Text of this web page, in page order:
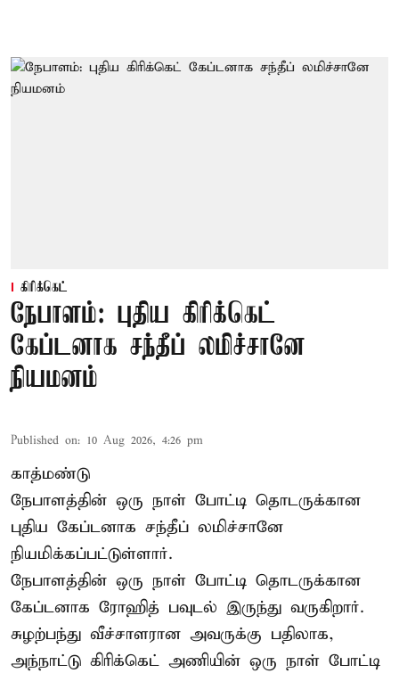
கிரிக்கெட்
நேபாளம்: புதிய கிரிக்கெட்
கேப்டனாக சந்தீப் லமிச்சானே
நியமனம்
Published on: 10 Aug 2026, 4:26 pm
காத்மண்டு
நேபாளத்தின் ஒரு நாள் போட்டி தொடருக்கான
புதிய கேப்டனாக சந்தீப் லமிச்சானே
நியமிக்கப்பட்டுள்ளார்.
நேபாளத்தின் ஒரு நாள் போட்டி தொடருக்கான
கேப்டனாக ரோஹித் பவுடல் இருந்து வருகிறார்.
சுழற்பந்து வீச்சாளரான அவருக்கு பதிலாக,
அந்நாட்டு கிரிக்கெட் அணியின் ஒரு நாள் போட்டி